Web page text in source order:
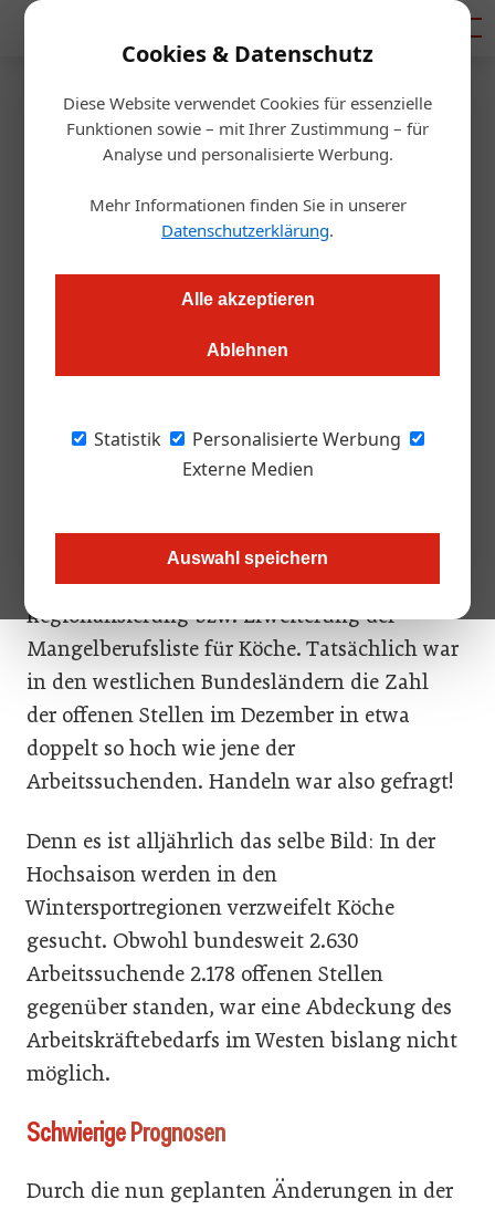
Cookies & Datenschutz
Diese Website verwendet Cookies für essenzielle
Funktionen sowie – mit Ihrer Zustimmung – für
Analyse und personalisierte Werbung.
Mehr Informationen finden Sie in unserer
Datenschutzerklärung.
Alle akzeptieren
Ablehnen
Statistik
Personalisierte Werbung
Externe Medien
Auswahl speichern
Startseite/Gastro & Hotel
Auf der Suche nach Köchen
Daniel Nutz 18.01.2018, 16:13 Uhr
Eine Erweiterung der Mangelberufsliste könnte Hotellerie und
Fachkräften versorgen. Wenn diese denn kommen wollen.
„Unsere Branche braucht im Moment, Köche
so dringend wie einen Bissen Brot“, begrüßt
Freizeitwirtschaft Petra Nocker-
Schwarzenbacher die geplante
Regionalisierung bzw. Erweiterung der
Mangelberufsliste für Köche. Tatsächlich war
in den westlichen Bundesländern die Zahl
der offenen Stellen im Dezember in etwa
doppelt so hoch wie jene der
Arbeitssuchenden. Handeln war also gefragt!
Denn es ist alljährlich das selbe Bild: In der
Hochsaison werden in den
Wintersportregionen verzweifelt Köche
gesucht. Obwohl bundesweit 2.630
Arbeitssuchende 2.178 offenen Stellen
gegenüber standen, war eine Abdeckung des
Arbeitskräftebedarfs im Westen bislang nicht
möglich.
Schwierige Prognosen
Durch die nun geplanten Änderungen in der